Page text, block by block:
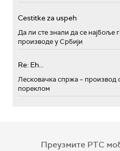
Cestitke za uspeh
Да ли сте знали да се најбоље
производе у Србији
Re: Eh...
Лесковачка спржа – производ
пореклом
Преузмите РТС